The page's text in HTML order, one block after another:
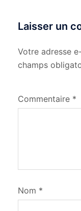
Laisser un
Votre adresse
champs
Commentaire *
Nom *